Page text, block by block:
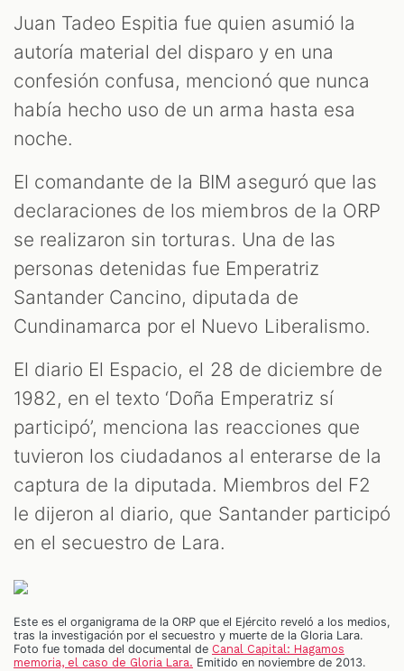
Juan Tadeo Espitia fue quien asumió la
autoría material del disparo y en una
confesión confusa, mencionó que nunca
había hecho uso de un arma hasta esa
noche.
El comandante de la BIM aseguró que las
declaraciones de los miembros de la ORP
se realizaron sin torturas. Una de las
personas detenidas fue Emperatriz
Santander Cancino, diputada de
Cundinamarca por el Nuevo Liberalismo.
El diario El Espacio, el 28 de diciembre de
1982, en el texto ‘Doña Emperatriz sí
participó’, menciona las reacciones que
tuvieron los ciudadanos al enterarse de la
captura de la diputada. Miembros del F2
le dijeron al diario, que Santander participó
en el secuestro de Lara.
Este es el organigrama de la ORP que el Ejército reveló a los medios,
tras la investigación por el secuestro y muerte de la Gloria Lara.
Foto fue tomada del documental de Canal Capital: Hagamos
memoria, el caso de Gloria Lara. Emitido en noviembre de 2013.